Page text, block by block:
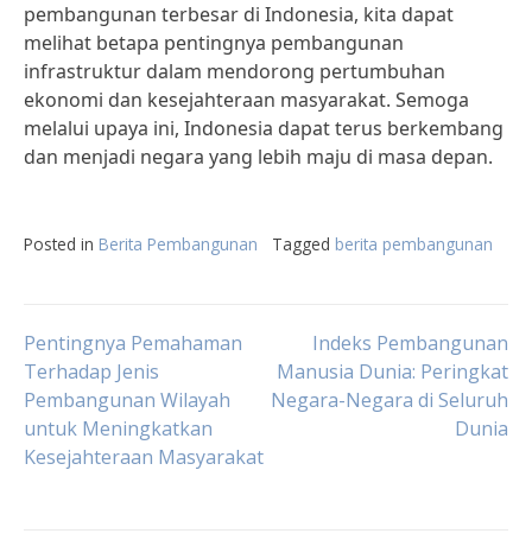
pembangunan terbesar di Indonesia, kita dapat
melihat betapa pentingnya pembangunan
infrastruktur dalam mendorong pertumbuhan
ekonomi dan kesejahteraan masyarakat. Semoga
melalui upaya ini, Indonesia dapat terus berkembang
dan menjadi negara yang lebih maju di masa depan.
Posted in Berita Pembangunan Tagged berita pembangunan
Post
navigation
Pentingnya Pemahaman
Terhadap Jenis
Pembangunan Wilayah
untuk Meningkatkan
Kesejahteraan Masyarakat
Indeks Pembangunan
Manusia Dunia: Peringkat
Negara-Negara di Seluruh
Dunia